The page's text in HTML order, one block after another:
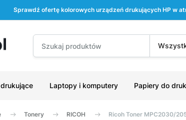
Sprawdź ofertę kolorowych urządzeń drukujących HP w
Laptopy i komputery Papiery do
Tonery RICOH Ricoh Toner MPC2030/